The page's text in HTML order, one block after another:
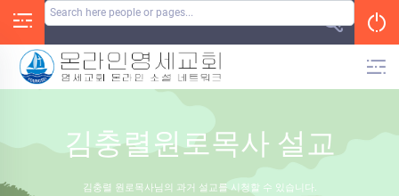
김충렬원로목사 설교
김충렬 원로목사님의 과거 설교를 시청할 수 있습니다.